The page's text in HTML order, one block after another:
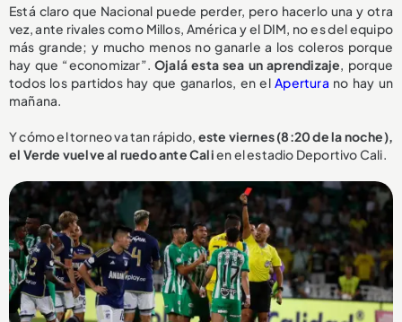
Está claro que Nacional puede perder, pero hacerlo una y otra
vez, ante rivales como Millos, América y el DIM, no es del equipo
más grande; y mucho menos no ganarle a los coleros porque
hay que “economizar”.Ojalá esta sea un aprendizaje, porque
todos los partidos hay que ganarlos, en elApertura no hay un
mañana.
Y cómo el torneo va tan rápido, este viernes (8:20 de la noche),
el Verde vuelve al ruedo ante Calien el estadio Deportivo Cali.